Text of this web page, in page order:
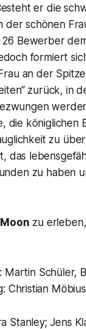
er die
der schönen
Bewerber
formiert
an der
zurück, in
die
zu
das
zu haben
zu
Martin Schüler,
Christian Möbius
Stanley; Jens